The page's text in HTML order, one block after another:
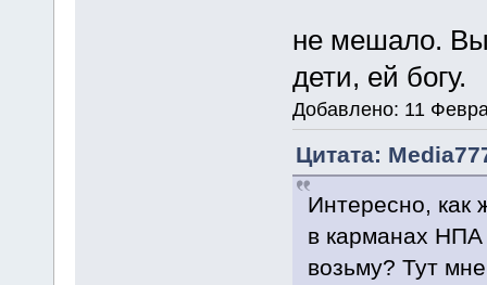
не мешало.
дети, ей богу.
Добавлено: 11
Цитата:
Интересно, как
в карманах
возьму? Тут